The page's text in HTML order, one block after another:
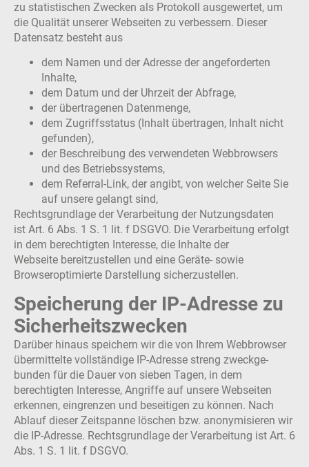
zu statistischen Zwecken als Protokoll ausgewertet, um
die Qualität unserer Webseiten zu verbessern. Dieser
Datensatz besteht aus
dem Namen und der Adresse der angeforderten
Inhalte,
dem Datum und der Uhrzeit der Abfrage,
der übertragenen Datenmenge,
dem Zugriffsstatus (Inhalt übertragen, Inhalt nicht
gefunden),
der Beschreibung des verwendeten Webbrowsers
und des Betriebssystems,
dem Referral-Link, der angibt, von welcher Seite Sie
auf unsere gelangt sind,
​Rechtsgrundlage der Verarbeitung der Nutzungsdaten
ist Art. 6 Abs. 1 S. 1 lit. f DSGVO. Die Verarbeitung erfolgt
in dem berechtigten Interesse, die Inhalte der
Webseite bereitzustellen und eine Geräte- sowie
Browseroptimierte Darstellung sicherzustellen.
Speicherung der IP-Adresse zu
Sicherheitszwecken
Darüber hinaus speichern wir die von Ihrem Webbrowser
übermittelte vollständige IP-Adresse streng zweckge­
bunden für die Dauer von sieben Tagen, in dem
berechtigten Interesse, Angriffe auf unsere Web­seiten
erkennen, eingrenzen und beseitigen zu können. Nach
Ablauf dieser Zeitspanne löschen bzw. anonymisieren wir
die IP-Adresse. Rechtsgrundlage der Verarbeitung ist Art. 6
Abs. 1 S. 1 lit. f DSGVO.